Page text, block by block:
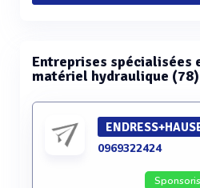
Entreprises spécialisées
matériel hydraulique (78)
0969322424